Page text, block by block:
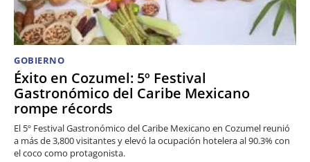
GOBIERNO
Éxito en Cozumel: 5º Festival
Gastronómico del Caribe Mexicano
rompe récords
El 5º Festival Gastronómico del Caribe Mexicano en Cozumel reunió
a más de 3,800 visitantes y elevó la ocupación hotelera al 90.3% con
el coco como protagonista.